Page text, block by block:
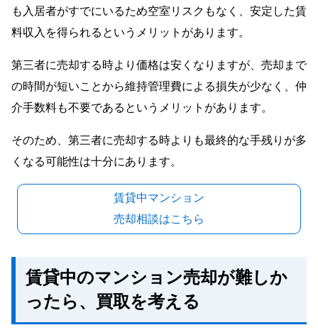
も入居者がすでにいるため空室リスクもなく、安定した賃
料収入を得られるというメリットがあります。
第三者に売却する時より価格は安くなりますが、売却まで
の時間が短いことから維持管理費による損失が少なく、仲
介手数料も不要であるというメリットがあります。
そのため、第三者に売却する時よりも最終的な手残りが多
くなる可能性は十分にあります。
賃貸中マンション
売却相談はこちら
賃貸中のマンション売却が難しか
ったら、買取を考える